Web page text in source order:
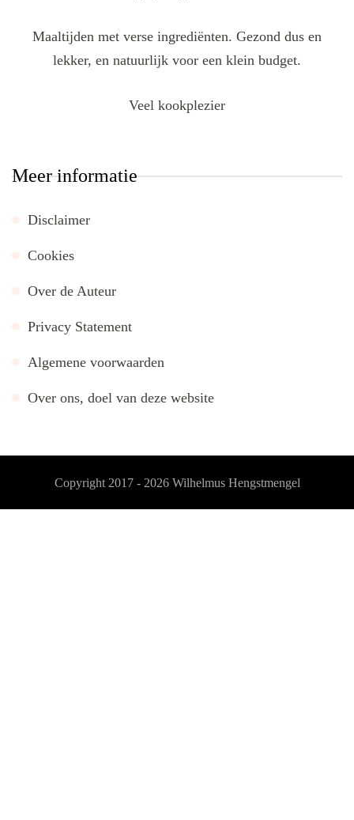
Maaltijden met verse ingrediënten. Gezond dus en
lekker, en natuurlijk voor een klein budget.
Veel kookplezier
Meer informatie
Disclaimer
Cookies
Over de Auteur
Privacy Statement
Algemene voorwaarden
Over ons, doel van deze website
Copyright 2017 - 2026 Wilhelmus Hengstmengel